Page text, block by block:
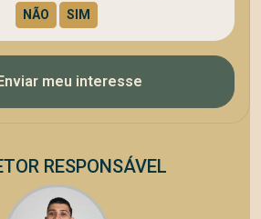
meu interesse
RESPONSÁVEL